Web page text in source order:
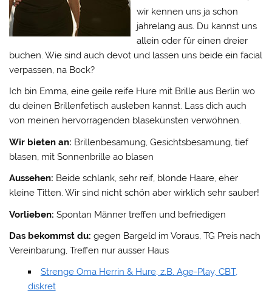
wir kennen uns ja schon
jahrelang aus. Du kannst uns
allein oder für einen dreier
buchen. Wie sind auch devot und lassen uns beide ein facial
verpassen, na Bock?
Ich bin Emma, eine geile reife Hure mit Brille aus Berlin wo
du deinen Brillenfetisch ausleben kannst. Lass dich auch
von meinen hervorragenden blasekünsten verwöhnen.
Wir bieten an: Brillenbesamung, Gesichtsbesamung, tief
blasen, mit Sonnenbrille ao blasen
Aussehen: Beide schlank, sehr reif, blonde Haare, eher
kleine Titten. Wir sind nicht schön aber wirklich sehr sauber!
Vorlieben: Spontan Männer treffen und befriedigen
Das bekommst du: gegen Bargeld im Voraus, TG Preis nach
Vereinbarung, Treffen nur ausser Haus
Strenge Oma Herrin & Hure, z.B. Age-Play, CBT,
diskret